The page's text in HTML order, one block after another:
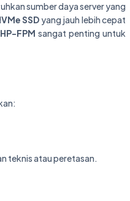
sumber daya server yang
SSD yang jauh lebih cepat
FPM sangat penting untuk
teknis atau peretasan.